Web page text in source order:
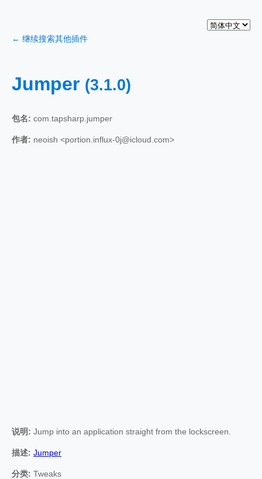
← 继续搜索其他插件
Jumper (3.1.0)
包名: com.tapsharp.jumper
作者: neoish <portion.influx-0j@icloud.com>
说明: Jump into an application straight from the lockscreen.
描述: Jumper
分类: Tweaks